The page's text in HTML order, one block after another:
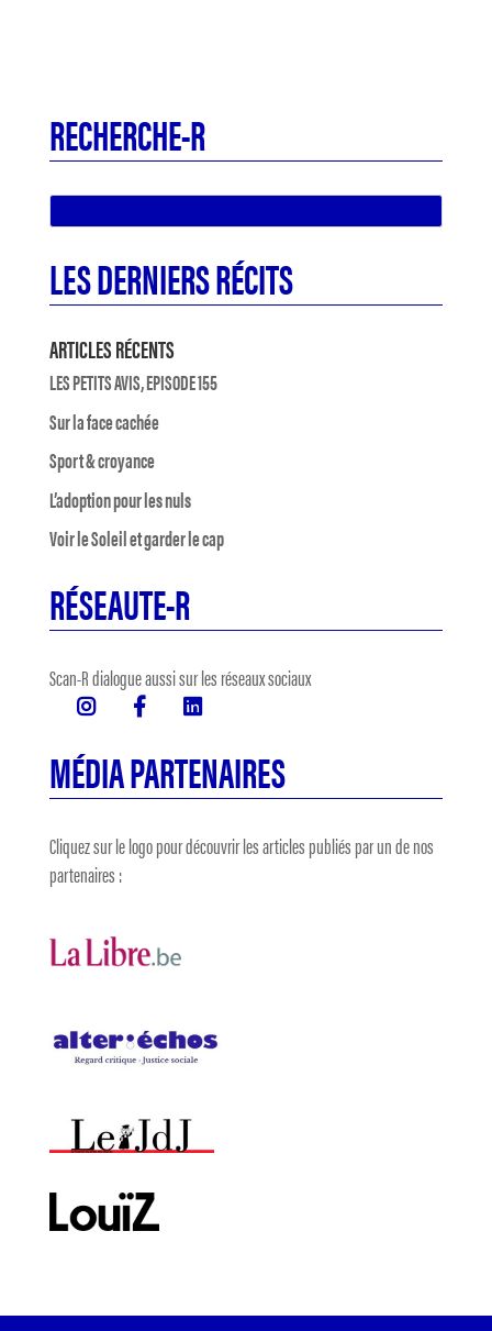
RECHERCHE-R
LES DERNIERS RÉCITS
ARTICLES RÉCENTS
LES PETITS AVIS, EPISODE 155
Sur la face cachée
Sport & croyance
L’adoption pour les nuls
Voir le Soleil et garder le cap
RÉSEAUTE-R
Scan-R dialogue aussi sur les réseaux sociaux
MÉDIA PARTENAIRES
Cliquez sur le logo pour découvrir les articles publiés par un de nos
partenaires :